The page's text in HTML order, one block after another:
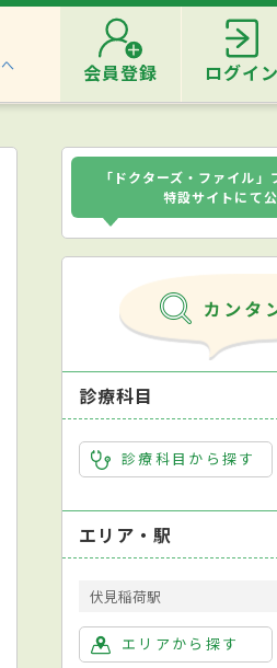
会員登録 ログイン
ーション科 放射線科
「ドクターズ・ファイル
特設サイトにて公
診療科目
診療科目から探す
エリア・駅
伏見稲荷駅
エリアから探す